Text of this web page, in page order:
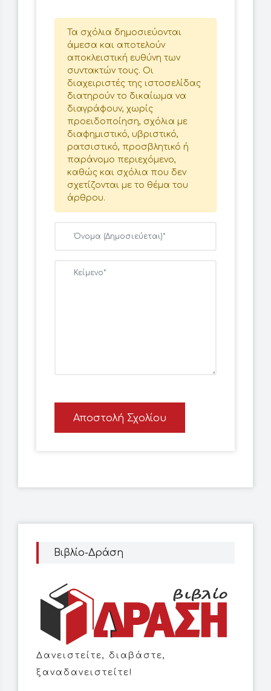
Τα σχόλια δημοσιεύονται
άμεσα και αποτελούν
αποκλειστική ευθύνη των
συντακτών τους. Οι
διαχειριστές της ιστοσελίδας
διατηρούν το δικαίωμα να
διαγράφουν, χωρίς
προειδοποίηση, σχόλια με
διαφημιστικό, υβριστικό,
ρατσιστικό, προσβλητικό ή
παράνομο περιεχόμενο,
καθώς και σχόλια που δεν
σχετίζονται με το θέμα του
άρθρου.
Αποστολή Σχολίου
Βιβλίο-Δράση
Δανειστείτε, διαβάστε,
ξαναδανειστείτε!